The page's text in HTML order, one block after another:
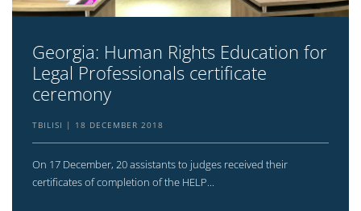
Georgia: Human Rights Education for
Legal Professionals certificate
ceremony
TBILISI 18 DECEMBER 2018
On 17 December, 20 assistants to judges received their
certificates of completion of the HELP...